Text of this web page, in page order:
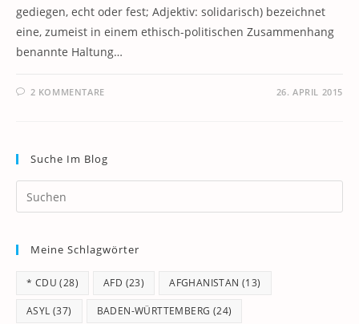
gediegen, echt oder fest; Adjektiv: solidarisch) bezeichnet
eine, zumeist in einem ethisch-politischen Zusammenhang
benannte Haltung…
2 KOMMENTARE 26. APRIL 2015
Suche Im Blog
Meine Schlagwörter
* CDU (28) AFD (23) AFGHANISTAN (13)
ASYL (37) BADEN-WÜRTTEMBERG (24)